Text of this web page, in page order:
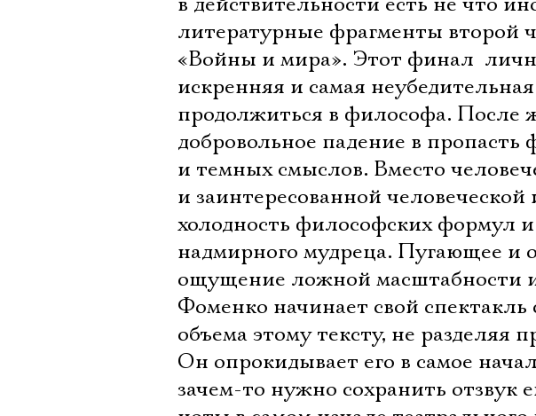
литературные фрагменты второй
«Войны и мира». Этот финал 
искренняя и самая
продолжиться в философа. После
добровольное падение в
и темных смыслов. Вместо
и заинтересованной человеческой
холодность философских формул
надмирного мудреца. Пугающее и
ощущение ложной масштабности
Фоменко начинает свой спектакль
объема этому тексту, не разделяя
Он опрокидывает его в самое
зачем-то нужно сохранить отзвук